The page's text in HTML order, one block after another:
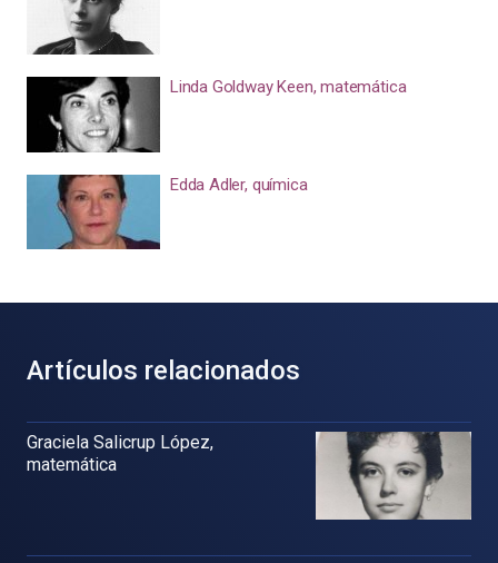
Linda Goldway Keen, matemática
Edda Adler, química
Artículos relacionados
Graciela Salicrup López,
matemática